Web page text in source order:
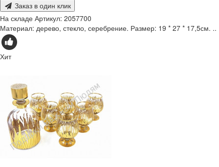
Заказ в один клик
На складе Артикул: 2057700
Материал: дерево, стекло, серебрение. Размер: 19 * 27 * 17,5см. ..
Хит